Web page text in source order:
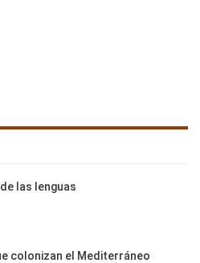
las lenguas
colonizan el Mediterráneo